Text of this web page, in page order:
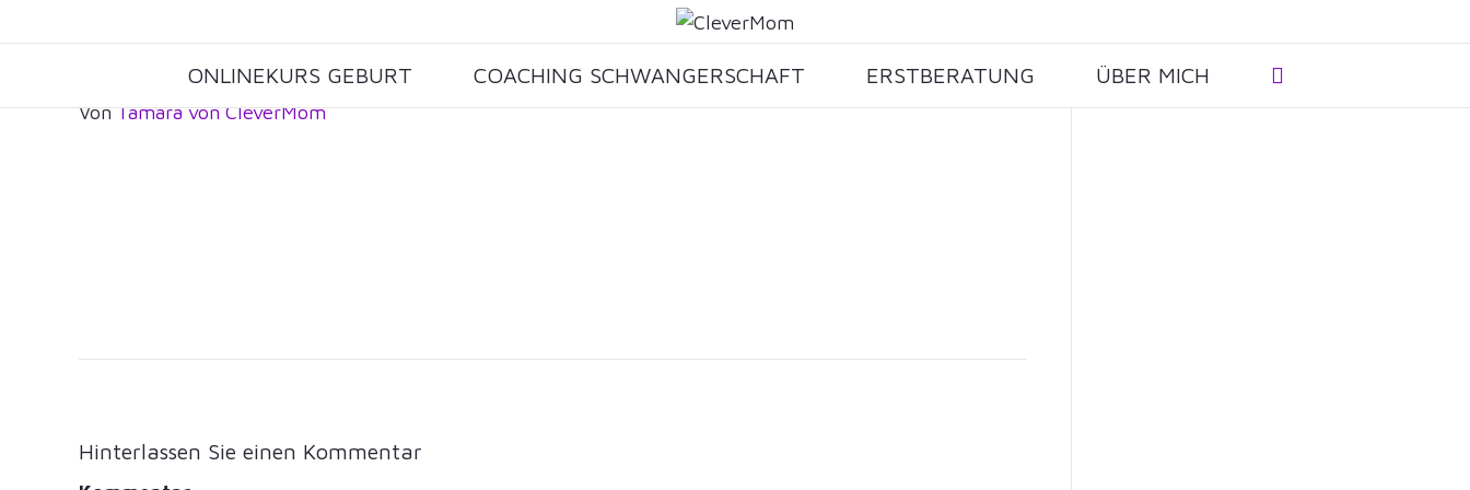
ONLINEKURS GEBURT COACHING SCHWANGERSCHAFT ERSTBERATUNG ÜBER MICH
CleverMom_TabletV4_web
VonTamara von CleverMom
Hinterlassen Sie einen Kommentar
Deine schöne & angstfreie